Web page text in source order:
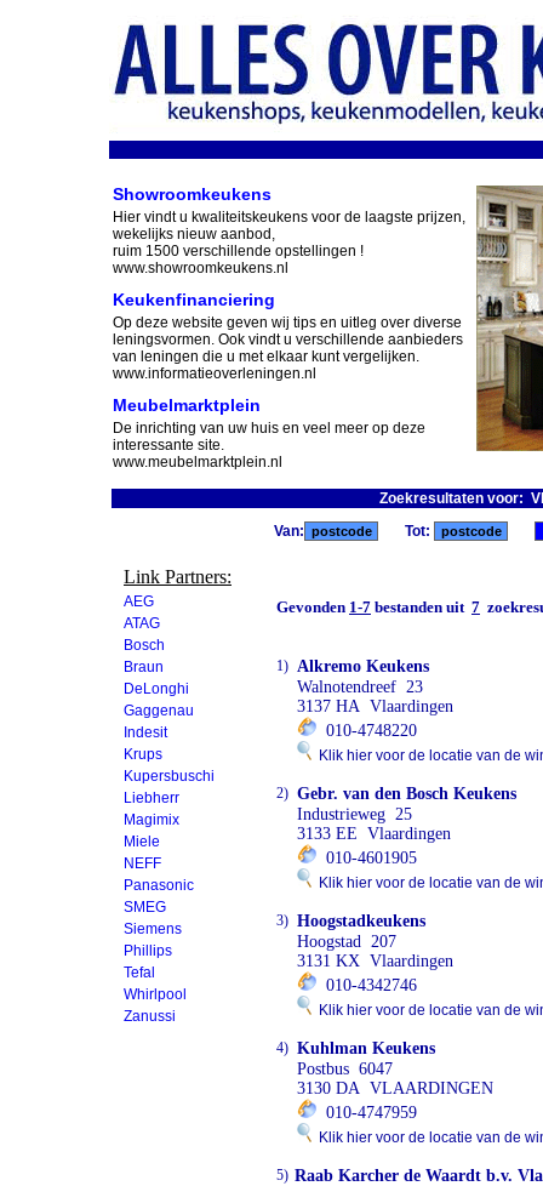
Showroomkeukens
Hier vindt u kwaliteitskeukens voor de laagste prijzen,
wekelijks nieuw aanbod,
ruim 1500 verschillende opstellingen !
www.showroomkeukens.nl
Keukenfinanciering
Op deze website geven wij tips en uitleg over diverse
leningsvormen. Ook vindt u verschillende aanbieders
van leningen die u met elkaar kunt vergelijken.
www.informatieoverleningen.nl
Meubelmarktplein
De inrichting van uw huis en veel meer op deze
interessante site.
www.meubelmarktplein.nl
Zoekresultaten voor:
Link Partners:
AEG
ATAG
Bosch
Braun
DeLonghi
Gaggenau
Indesit
Krups
Kupersbuschi
Liebherr
Magimix
Miele
NEFF
Panasonic
SMEG
Siemens
Phillips
Tefal
Whirlpool
Zanussi
Van: Tot:
Gevonden 1-7 bestanden uit 7
1) Alkremo Keukens
Walnotendreef 23
3137 HA Vlaardingen
010-4748220
Klik hier voor de locatie van de
2) Gebr. van den Bosch Keukens
Industrieweg 25
3133 EE Vlaardingen
010-4601905
Klik hier voor de locatie van de
3) Hoogstadkeukens
Hoogstad 207
3131 KX Vlaardingen
010-4342746
Klik hier voor de locatie van de
4) Kuhlman Keukens
Postbus 6047
3130 DA VLAARDINGEN
010-4747959
Klik hier voor de locatie van de
5) Raab Karcher de Waardt b.v.